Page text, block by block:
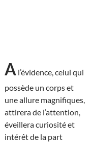
A l’évidence, celui qui
possède un corps et
une allure magnifiques,
attirera de l’attention,
éveillera curiosité et
intérêt de la part